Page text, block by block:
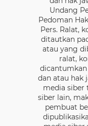
Undang
Pedoman
Pers. Ralat,
ditautkan
atau yang
ralat,
dan atau hak
media siber
siber lain,
pembuat